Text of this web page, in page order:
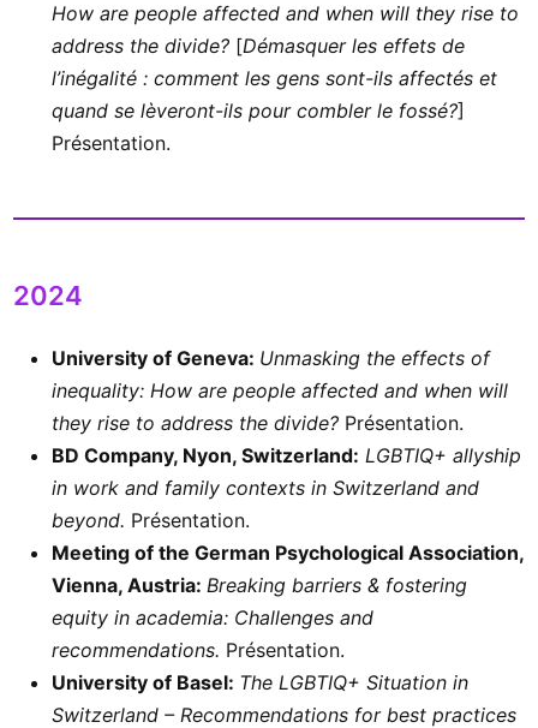
How are people affected and when will they rise to
address the divide? [Démasquer les effets de
l’inégalité : comment les gens sont-ils affectés et
quand se lèveront-ils pour combler le fossé?]
Présentation.
2024
University of Geneva: Unmasking the effects of
inequality: How are people affected and when will
they rise to address the divide? Présentation.
BD Company, Nyon, Switzerland: LGBTIQ+ allyship
in work and family contexts in Switzerland and
beyond. Présentation.
Meeting of the German Psychological Association,
Vienna, Austria: Breaking barriers & fostering
equity in academia: Challenges and
recommendations. Présentation.
University of Basel: The LGBTIQ+ Situation in
Switzerland – Recommendations for best practices